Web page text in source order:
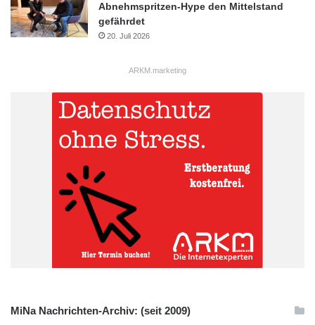
Abnehmspritzen-Hype den Mittelstand
gefährdet
20. Juli 2026
ARKM.marketing
MiNa Nachrichten-Archiv: (seit 2009)